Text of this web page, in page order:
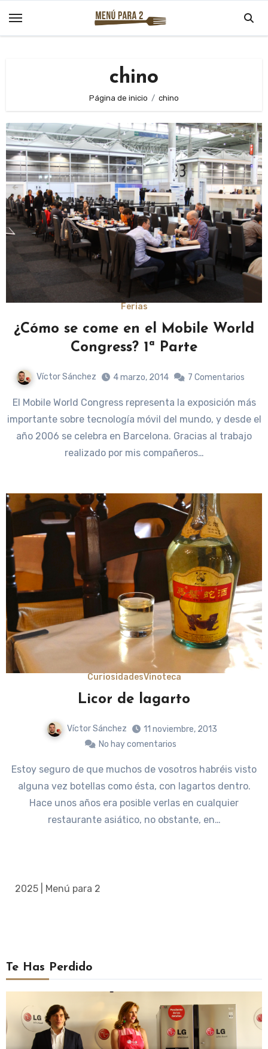
chino
Página de inicio chino
Ferias
¿Cómo se come en el Mobile World
Congress? 1ª Parte
Víctor Sánchez 4 marzo, 2014 7 Comentarios
El Mobile World Congress representa la exposición más
importante sobre tecnología móvil del mundo, y desde el
año 2006 se celebra en Barcelona. Gracias al trabajo
realizado por mis compañeros…
CuriosidadesVinoteca
Licor de lagarto
Víctor Sánchez
11 noviembre, 2013
No hay comentarios
Estoy seguro de que muchos de vosotros habréis visto
alguna vez botellas como ésta, con lagartos dentro.
Hace unos años era posible verlas en cualquier
restaurante asiático, no obstante, en…
2025 | Menú para 2
Te Has Perdido